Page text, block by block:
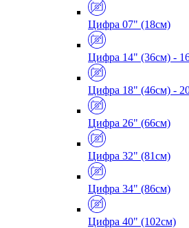
Цифра 07" (18см)
Цифра 14" (36см) -
Цифра 18" (46см) -
Цифра 26" (66см)
Цифра 32" (81см)
Цифра 34" (86см)
Цифра 40" (102см)